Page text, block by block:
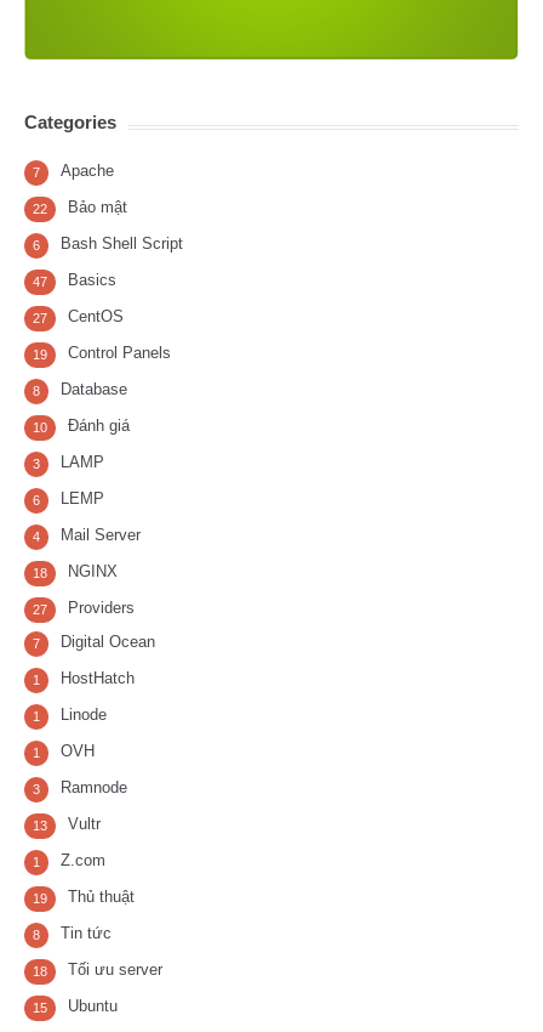
Categories
Apache
7
Bảo mật
22
Bash Shell Script
6
Basics
47
CentOS
27
Control Panels
19
Database
8
Đánh giá
10
LAMP
3
LEMP
6
Mail Server
4
NGINX
18
Providers
27
Digital Ocean
7
HostHatch
1
Linode
1
OVH
1
Ramnode
3
Vultr
13
Z.com
1
Thủ thuật
19
Tin tức
8
Tối ưu server
18
Ubuntu
15